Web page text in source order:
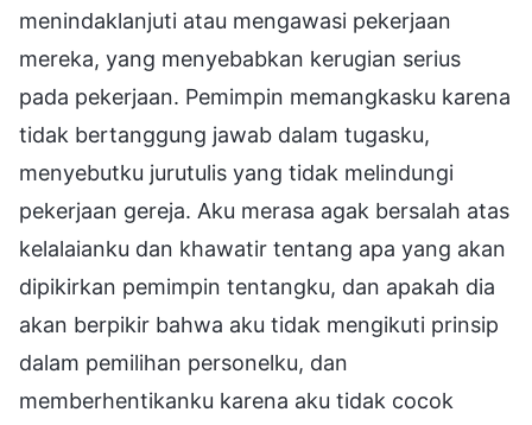
menindaklanjuti atau mengawasi pekerjaan
mereka, yang menyebabkan kerugian serius
pada pekerjaan. Pemimpin memangkasku karena
tidak bertanggung jawab dalam tugasku,
menyebutku jurutulis yang tidak melindungi
pekerjaan gereja. Aku merasa agak bersalah atas
kelalaianku dan khawatir tentang apa yang akan
dipikirkan pemimpin tentangku, dan apakah dia
akan berpikir bahwa aku tidak mengikuti prinsip
dalam pemilihan personelku, dan
memberhentikanku karena aku tidak cocok